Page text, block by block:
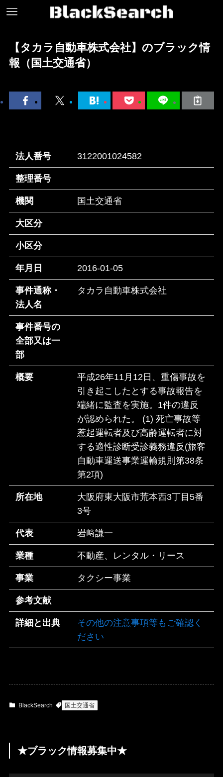
【タカラ自動車株式会社】のブラック情
報（国土交通省）
法人番号 3122001024582
整理番号
機関 国土交通省
大区分
小区分
年月日 2016-01-05
事件通称・
法人名
タカラ自動車株式会社
事件番号の
全部又は一
部
概要
平成26年11月12日、重傷事故を
引き起こしたとする事故報告を
端緒に監査を実施。1件の違反
が認められた。 (1) 死亡事故等
惹起運転者及び高齢運転者に対
する適性診断受診義務違反(旅客
自動車運送事業運輸規則第38条
第2項)
所在地
大阪府東大阪市荒本西3丁目5番
3号
代表 岩﨑謙一
業種 不動産、レンタル・リース
事業 タクシー事業
参考文献
詳細と出典
その他の注意事項等もご確認く
ださい
BlackSearch 国土交通省
★ブラック情報募集中★